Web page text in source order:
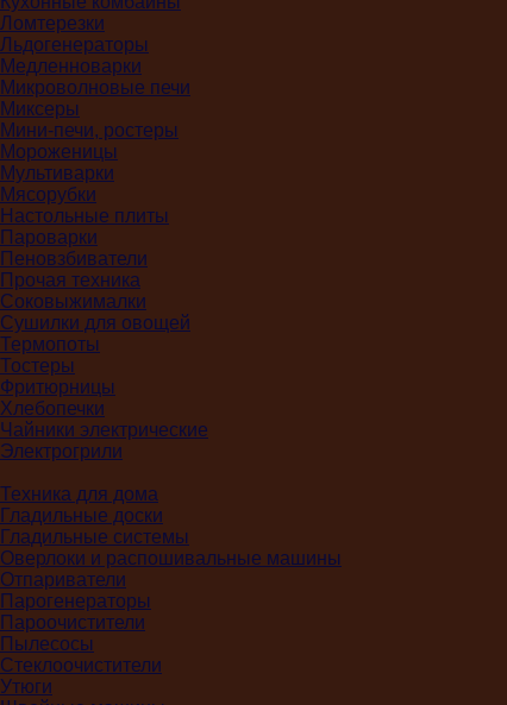
Ломтерезки
Льдогенераторы
Медленноварки
Микроволновые печи
Миксеры
Мини-печи, ростеры
Мороженицы
Мультиварки
Мясорубки
Настольные плиты
Пароварки
Пеновзбиватели
Прочая техника
Соковыжималки
Сушилки для овощей
Термопоты
Тостеры
Фритюрницы
Хлебопечки
Чайники электрические
Электрогрили
Техника для дома
Гладильные доски
Гладильные системы
Оверлоки и распошивальные машины
Отпариватели
Парогенераторы
Пароочистители
Пылесосы
Стеклоочистители
Утюги